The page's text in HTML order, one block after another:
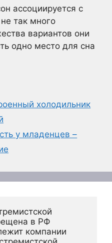
ассоциируется с
так много
вариантов они
одно место для сна
холодильник
у младенцев –
в РФ
компании